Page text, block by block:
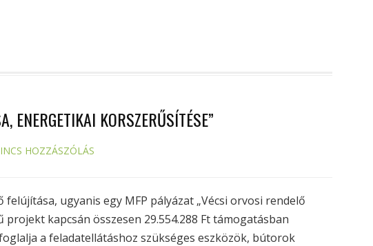
ENERGETIKAI KORSZERŰSÍTÉSE”
HOZZÁSZÓLÁS
ugyanis egy MFP pályázat „Vécsi orvosi rendelő
kapcsán összesen 29.554.288 Ft támogatásban
a feladatellátáshoz szükséges eszközök, bútorok